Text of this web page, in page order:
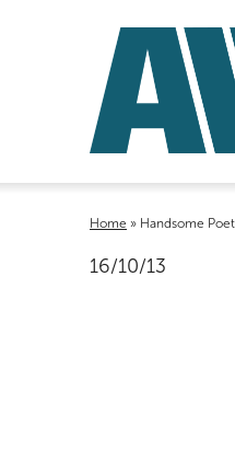
Home » Handsome
16/10/13